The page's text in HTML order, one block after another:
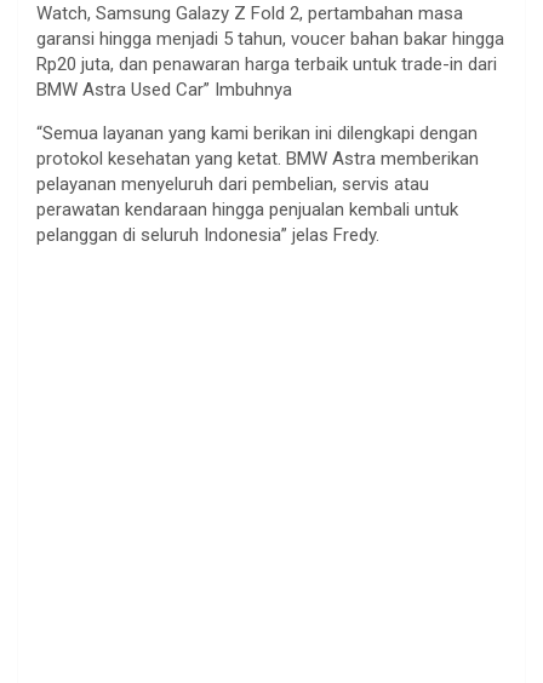
Watch, Samsung Galazy Z Fold 2, pertambahan masa
garansi hingga menjadi 5 tahun, voucer bahan bakar hingga
Rp20 juta, dan penawaran harga terbaik untuk trade-in dari
BMW Astra Used Car” Imbuhnya
“Semua layanan yang kami berikan ini dilengkapi dengan
protokol kesehatan yang ketat. BMW Astra memberikan
pelayanan menyeluruh dari pembelian, servis atau
perawatan kendaraan hingga penjualan kembali untuk
pelanggan di seluruh Indonesia” jelas Fredy.